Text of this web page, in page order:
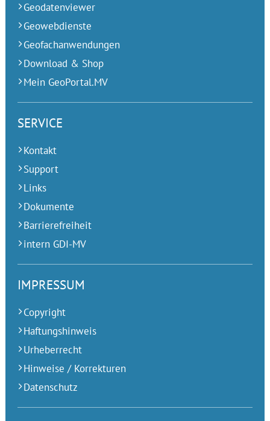
Geodatenviewer
Geowebdienste
Geofachanwendungen
Download & Shop
Mein GeoPortal.MV
SERVICE
Kontakt
Support
Links
Dokumente
Barrierefreiheit
intern GDI-MV
IMPRESSUM
Copyright
Haftungshinweis
Urheberrecht
Hinweise / Korrekturen
Datenschutz